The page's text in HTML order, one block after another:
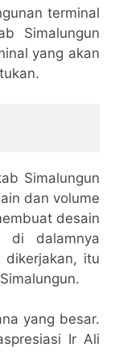
terminal
Simalungun
yang akan
Simalungun
dan volume
desain
di dalamnya
dikerjakan, itu
yang besar.
Ir Ali